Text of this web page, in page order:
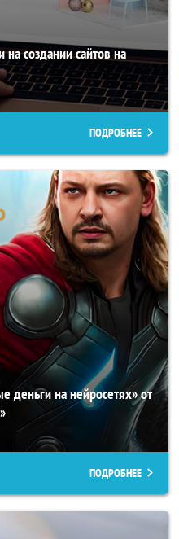
создании сайтов на
ПОДРОБНЕЕ
деньги на нейросетях» от
ПОДРОБНЕЕ